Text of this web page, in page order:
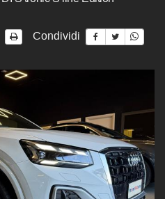
Condividi